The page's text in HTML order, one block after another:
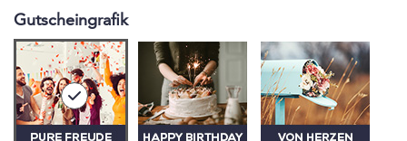
Gutscheingrafik